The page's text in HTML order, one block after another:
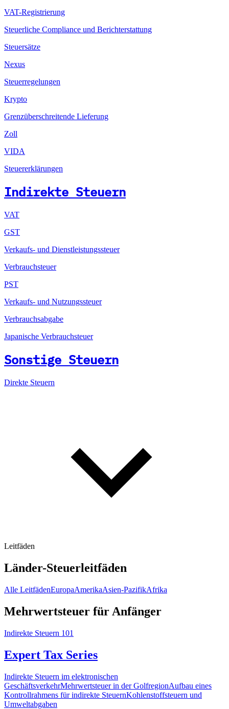
VAT-Registrierung
Steuerliche Compliance und Berichterstattung
Steuersätze
Nexus
Steuerregelungen
Krypto
Grenzüberschreitende Lieferung
Zoll
VIDA
Steuererklärungen
Indirekte Steuern
VAT
GST
Verkaufs- und Dienstleistungssteuer
Verbrauchsteuer
PST
Verkaufs- und Nutzungssteuer
Verbrauchsabgabe
Japanische Verbrauchsteuer
Sonstige Steuern
Direkte Steuern
Leitfäden
Länder-Steuerleitfäden
Alle LeitfädenEuropaAmerikaAsien-PazifikAfrika
Mehrwertsteuer für Anfänger
Indirekte Steuern 101
Expert Tax Series
Indirekte Steuern im elektronischen
GeschäftsverkehrMehrwertsteuer in der GolfregionAufbau eines
Kontrollrahmens für indirekte SteuernKohlenstoffsteuern und
Umweltabgaben